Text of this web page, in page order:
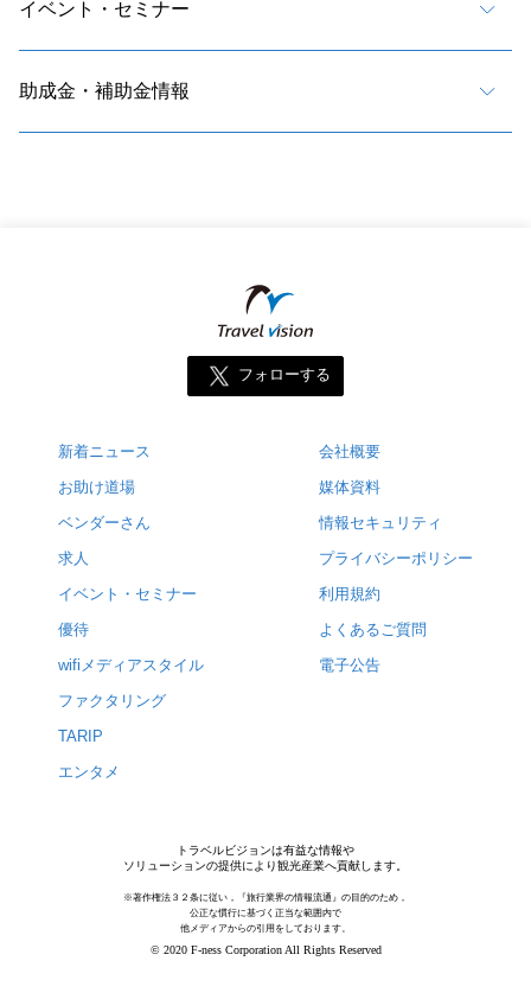
イベント・セミナー
助成金・補助金情報
フォローする
新着ニュース
お助け道場
ベンダーさん
求人
イベント・セミナー
優待
wifiメディアスタイル
ファクタリング
TARIP
エンタメ
会社概要
媒体資料
情報セキュリティ
プライバシーポリシー
利用規約
よくあるご質問
電子公告
トラベルビジョンは有益な情報や
ソリューションの提供により観光産業へ貢献します。
※著作権法３２条に従い，『旅行業界の情報流通』の目的のため，
公正な慣行に基づく正当な範囲内で
他メディアからの引用をしております。
© 2020 F-ness Corporation All Rights Reserved